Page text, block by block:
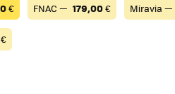
€ FNAC — 179,00€ Miravia —
€